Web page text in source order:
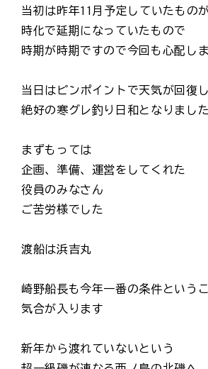
当初は昨年11月予定していたもの
時化で延期になっていたもので
時期が時期ですので今回も心配し
当日はピンポイントで天気が回復し
絶好の寒グレ釣り日和となりました
まずもっては
企画、準備、運営をしてくれた
役員のみなさん
ご苦労様でした
渡船は浜吉丸
崎野船長も今年一番の条件という
気合が入ります
新年から渡れていないという